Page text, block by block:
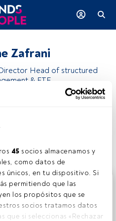
45 socios almacenamos y
como datos de
únicos, en tu dispositivo. Si
permitiendo que las
los propósitos que se
socios tratamos datos
que si seleccionas «Rechazar
Zafrani
Head of structured
& ETF
los usuarios registrados
accede desde el
cuenta, te invitamos a
el universo que ofrece